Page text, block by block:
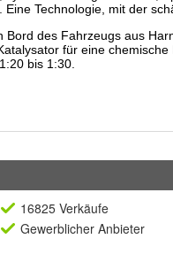
16825 Verkäufe
Gewerblicher Anbieter